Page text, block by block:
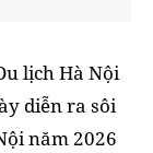
lịch Hà Nội
diễn ra sôi
năm 2026